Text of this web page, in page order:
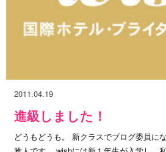
2011.04.19
進級しました！
どうもどうも。 新クラスでブログ委員に